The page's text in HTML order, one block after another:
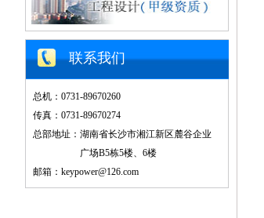
联系我们
总机：0731-89670260
传真：0731-89670274
总部地址：湖南省长沙市湘江新区麓谷企业
广场B5栋5楼、6楼
邮箱：keypower@126.com